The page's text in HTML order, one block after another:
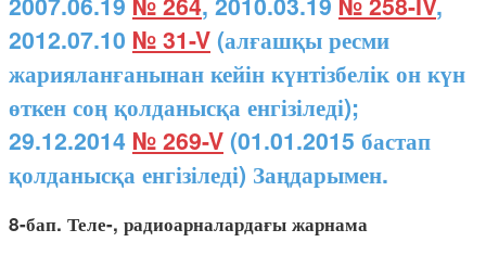
2012.07.10 № 31-V (алғашқы ресми
жарияланғанынан кейін күнтізбелік он күн
өткен соң қолданысқа енгізіледі);
29.12.2014 № 269-V (01.01.2015 бастап
қолданысқа енгізіледі) Заңдарымен.
8-бап. Теле-, радиоарналардағы жарнама